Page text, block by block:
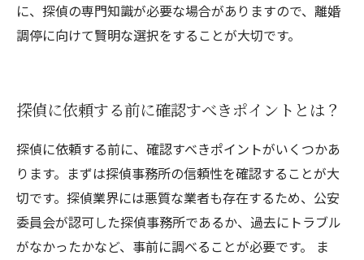
に、探偵の専門知識が必要な場合がありますので、離婚
調停に向けて賢明な選択をすることが大切です。
探偵に依頼する前に確認すべきポイントとは？
探偵に依頼する前に、確認すべきポイントがいくつかあ
ります。まずは探偵事務所の信頼性を確認することが大
切です。探偵業界には悪質な業者も存在するため、公安
委員会が認可した探偵事務所であるか、過去にトラブル
がなかったかなど、事前に調べることが必要です。 ま